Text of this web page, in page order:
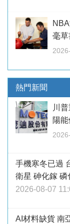
毫
熱門新聞
川
陽
手機寒冬已過
衛星 砷化鎵
2026-08-07
AI材料缺貨 南